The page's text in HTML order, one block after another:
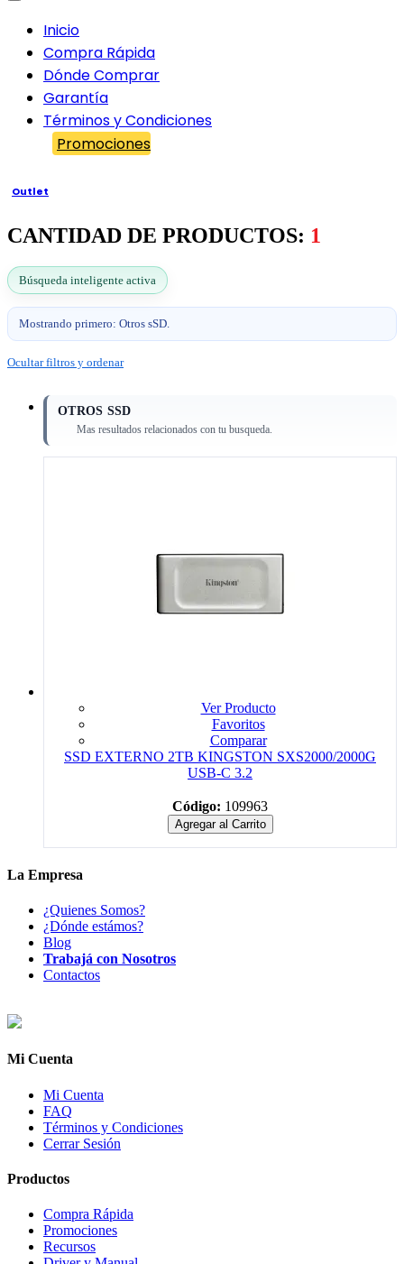
Inicio
Compra Rápida
Dónde Comprar
Garantía
Términos y Condiciones
Promociones
Outlet
CANTIDAD DE PRODUCTOS: 1
Búsqueda inteligente activa
Mostrando primero: Otros sSD.
Ocultar filtros y ordenar
OTROS SSD
Mas resultados relacionados con tu busqueda.
Ver Producto
Favoritos
Comparar
SSD EXTERNO 2TB KINGSTON SXS2000/2000G
USB-C 3.2
Código: 109963
Agregar al Carrito
La Empresa
¿Quienes Somos?
¿Dónde estámos?
Blog
Trabajá con Nosotros
Contactos
Mi Cuenta
Mi Cuenta
FAQ
Términos y Condiciones
Cerrar Sesión
Productos
Compra Rápida
Promociones
Recursos